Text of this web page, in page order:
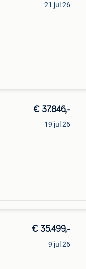
21 jul 26
€ 37.846,-
19 jul 26
€ 35.499,-
9 jul 26